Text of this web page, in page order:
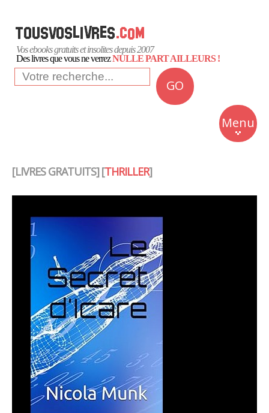
Vos ebooks gratuits et insolites depuis 2007
Des livres que vous ne verrezNULLE PART AILLEURS !
GO
Menu
Insolite
Business
[LIVRES GRATUITS] [THRILLER]